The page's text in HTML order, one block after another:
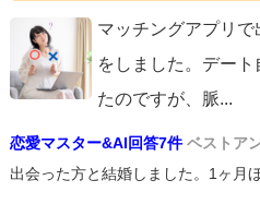
マッチングアプリで
をしました。デー
たのですが、脈...
恋愛マスター&AI回答7件 ベストア
出会った方と結婚しました。1ヶ月